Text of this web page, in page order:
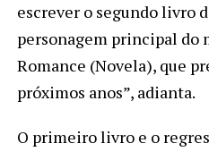
escrever o segundo livro
personagem principal
Romance (Novela), que
próximos anos”, adianta.
O primeiro livro e o